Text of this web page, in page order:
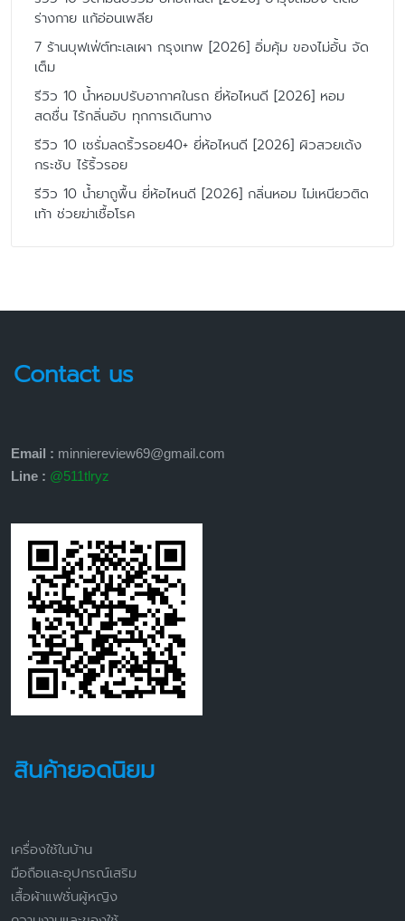
ร่างกาย แก้อ่อนเพลีย
7 ร้านบุฟเฟ่ต์ทะเลเผา กรุงเทพ [2026] อิ่มคุ้ม ของไม่อั้น จัด
เต็ม
รีวิว 10 น้ำหอมปรับอากาศในรถ ยี่ห้อไหนดี [2026] หอม
สดชื่น ไร้กลิ่นอับ ทุกการเดินทาง
รีวิว 10 เซรั่มลดริ้วรอย40+ ยี่ห้อไหนดี [2026] ผิวสวยเด้ง
กระชับ ไร้ริ้วรอย
รีวิว 10 น้ำยาถูพื้น ยี่ห้อไหนดี [2026] กลิ่นหอม ไม่เหนียวติด
เท้า ช่วยฆ่าเชื้อโรค
Contact us
Email : minniereview69@gmail.com
Line : @511tlryz
สินค้ายอดนิยม
เครื่องใช้ในบ้าน
มือถือและอุปกรณ์เสริม
เสื้อผ้าแฟชั่นผู้หญิง